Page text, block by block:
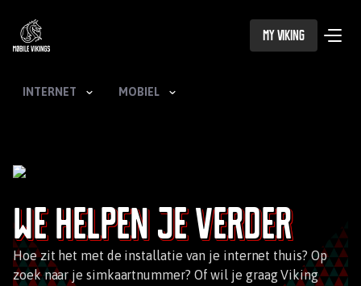
My Viking
INTERNET MOBIEL
We helpen je verder
Hoe zit het met de installatie van je internet thuis? Op
zoek naar je simkaartnummer? Of wil je graag Viking